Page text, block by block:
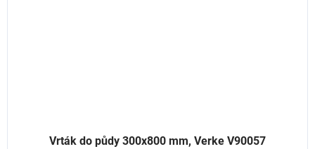
Vrták do půdy 300x800 mm, Verke V90057